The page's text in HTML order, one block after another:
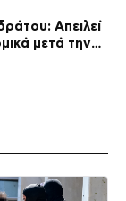
Απειλεί
μετά την